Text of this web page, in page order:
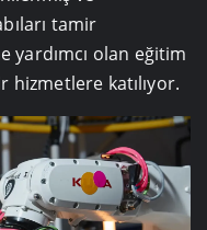
tamir
olan eğitim
katılıyor.